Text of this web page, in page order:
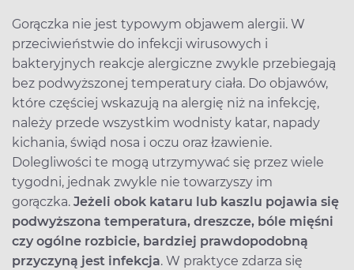
Gorączka nie jest typowym objawem alergii. W
przeciwieństwie do infekcji wirusowych i
bakteryjnych reakcje alergiczne zwykle przebiegają
bez podwyższonej temperatury ciała. Do objawów,
które częściej wskazują na alergię niż na infekcję,
należy przede wszystkim wodnisty katar, napady
kichania, świąd nosa i oczu oraz łzawienie.
Dolegliwości te mogą utrzymywać się przez wiele
tygodni, jednak zwykle nie towarzyszy im
gorączka. Jeżeli obok kataru lub kaszlu pojawia się
podwyższona temperatura, dreszcze, bóle mięśni
czy ogólne rozbicie, bardziej prawdopodobną
przyczyną jest infekcja. W praktyce zdarza się